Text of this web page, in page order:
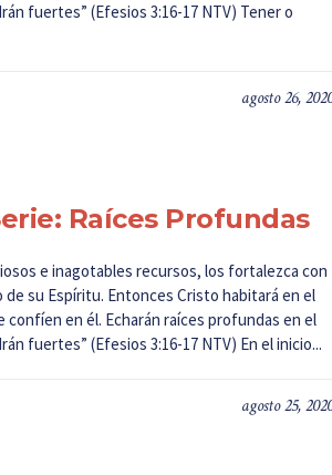
fuertes” (Efesios 3:16-17 NTV) Tener o
agosto 26,
Raíces Profundas
e inagotables recursos, los fortalezca con
su Espíritu. Entonces Cristo habitará en el
confíen en él. Echarán raíces profundas en el
fuertes” (Efesios 3:16-17 NTV) En el inicio...
agosto 25,